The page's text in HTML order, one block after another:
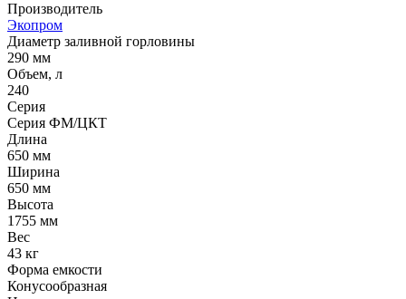
Производитель
Экопром
Диаметр заливной горловины
290 мм
Объем, л
240
Серия
Серия ФМ/ЦКТ
Длина
650 мм
Ширина
650 мм
Высота
1755 мм
Вес
43 кг
Форма емкости
Конусообразная